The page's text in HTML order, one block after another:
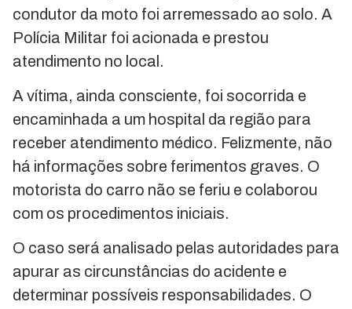
condutor da moto foi arremessado ao solo. A
Polícia Militar foi acionada e prestou
atendimento no local.
A vítima, ainda consciente, foi socorrida e
encaminhada a um hospital da região para
receber atendimento médico. Felizmente, não
há informações sobre ferimentos graves. O
motorista do carro não se feriu e colaborou
com os procedimentos iniciais.
O caso será analisado pelas autoridades para
apurar as circunstâncias do acidente e
determinar possíveis responsabilidades. O